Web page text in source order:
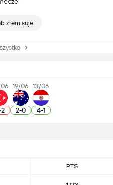
2
19/06
2-0
13/06
4-1
PTS
zremisuje